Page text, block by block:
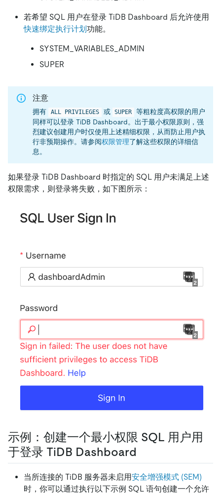
若希望 SQL 用户在登录 TiDB Dashboard 后允许使用
快速绑定执行计划功能。
SYSTEM_VARIABLES_ADMIN
SUPER
注意
拥有 ALL PRIVILEGES 或 SUPER
等粗粒度高权限的用户
同样可以登录 TiDB Dashboard。出于最小权限原则，强
烈建议创建用户时仅使用上述精细权限，从而防止用户执
行非预期操作。请参阅权限管理了解这些权限的详细信
息。
如果登录 TiDB Dashboard 时指定的 SQL 用户未满足上述
权限需求，则登录将失败，如下图所示：
示例：创建一个最小权限 SQL 用户用
于登录 TiDB Dashboard
当所连接的 TiDB 服务器未启用安全增强模式 (SEM)
时，你可以通过执行以下示例 SQL 语句创建一个允许